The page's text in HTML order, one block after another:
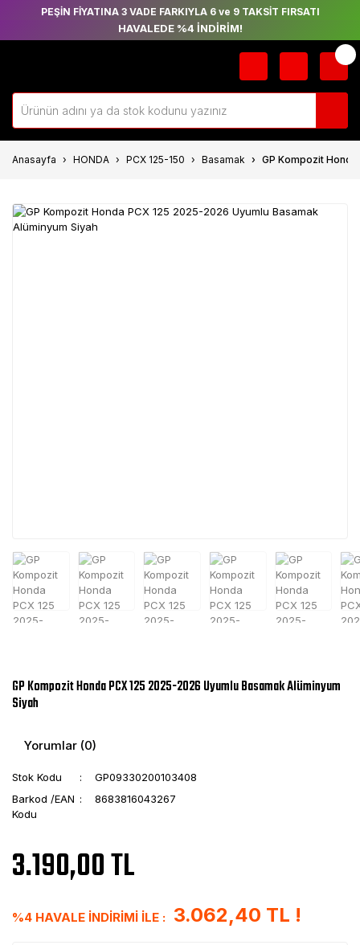
PEŞİN FİYATINA 3 VADE FARKIYLA 6 ve 9 TAKSİT FIRSATI
HAVALEDE %4 İNDİRİM!
Anasayfa HONDA PCX 125-150 Basamak GP Kompozit
GP Kompozit Honda PCX 125 2025-2026 Uyumlu Basamak Alüminyum
Siyah
Yorumlar (0)
Stok Kodu
GP09330200103408
Barkod /EAN
Kodu
8683816043267
3.190,00 TL
%4 HAVALE İNDİRİMİ İLE : 3.062,40 TL !